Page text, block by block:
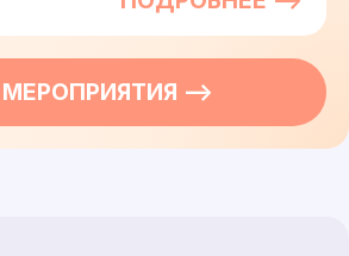
МЕРОПРИЯТИЯ —>